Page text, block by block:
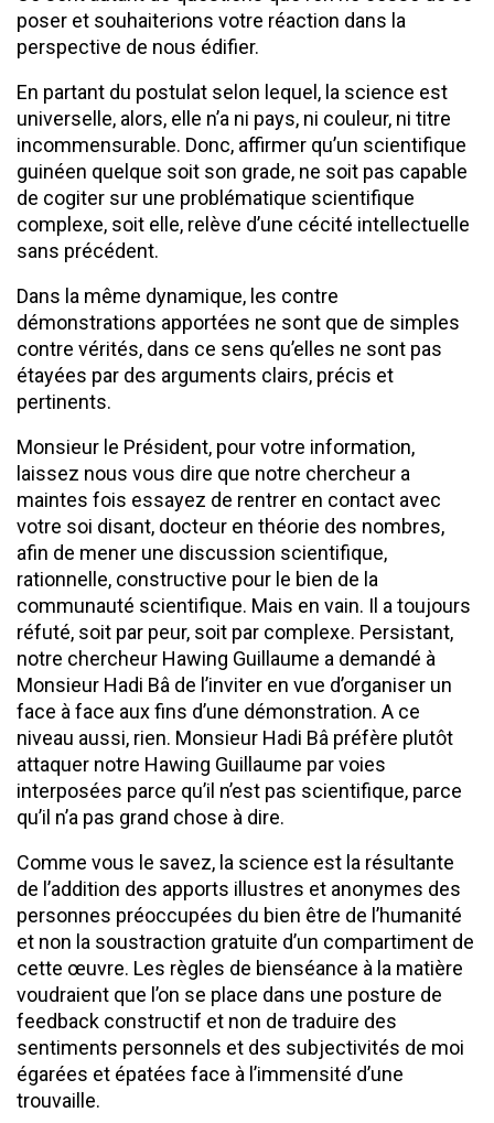
poser et souhaiterions votre réaction dans la
perspective de nous édifier.
En partant du postulat selon lequel, la science est
universelle, alors, elle n’a ni pays, ni couleur, ni titre
incommensurable. Donc, affirmer qu’un scientifique
guinéen quelque soit son grade, ne soit pas capable
de cogiter sur une problématique scientifique
complexe, soit elle, relève d’une cécité intellectuelle
sans précédent.
Dans la même dynamique, les contre
démonstrations apportées ne sont que de simples
contre vérités, dans ce sens qu’elles ne sont pas
étayées par des arguments clairs, précis et
pertinents.
Monsieur le Président, pour votre information,
laissez nous vous dire que notre chercheur a
maintes fois essayez de rentrer en contact avec
votre soi disant, docteur en théorie des nombres,
afin de mener une discussion scientifique,
rationnelle, constructive pour le bien de la
communauté scientifique. Mais en vain. Il a toujours
réfuté, soit par peur, soit par complexe. Persistant,
notre chercheur Hawing Guillaume a demandé à
Monsieur Hadi Bâ de l’inviter en vue d’organiser un
face à face aux fins d’une démonstration. A ce
niveau aussi, rien. Monsieur Hadi Bâ préfère plutôt
attaquer notre Hawing Guillaume par voies
interposées parce qu’il n’est pas scientifique, parce
qu’il n’a pas grand chose à dire.
Comme vous le savez, la science est la résultante
de l’addition des apports illustres et anonymes des
personnes préoccupées du bien être de l’humanité
et non la soustraction gratuite d’un compartiment de
cette œuvre. Les règles de bienséance à la matière
voudraient que l’on se place dans une posture de
feedback constructif et non de traduire des
sentiments personnels et des subjectivités de moi
égarées et épatées face à l’immensité d’une
trouvaille.